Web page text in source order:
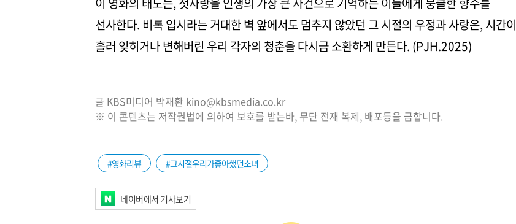
선사한다. 비록 입시라는 거대한 벽 앞에서도 멈추지 않았던 그 시절의 우정과 사랑은, 시간이
흘러 잊히거나 변해버린 우리 각자의 청춘을 다시금 소환하게 만든다. (PJH.2025)
글 KBS미디어 박재환 kino@kbsmedia.co.kr
※ 이 콘텐츠는 저작권법에 의하여 보호를 받는바, 무단 전재 복제, 배포등을 금합니다.
#영화리뷰 #그시절우리가좋아했던소녀
네이버에서 기사보기